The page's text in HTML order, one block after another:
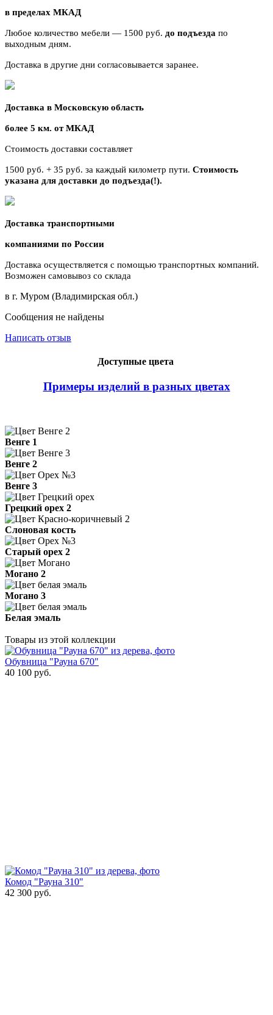
в пределах МКАД
Любое количество мебели — 1500 руб. до подъезда по
выходным дням.
Доставка в другие дни согласовывается заранее.
Доставка в Московскую область
более 5 км. от МКАД
Стоимость доставки составляет
1500 руб. + 35 руб. за каждый километр пути. Стоимость
указана для доставки до подъезда(!).
Доставка транспортными
компаниями по России
Доставка осуществляется с помощью транспортных компаний.
Возможен самовывоз со склада
в г. Муром (Владимирская обл.)
Сообщения не найдены
Написать отзыв
Доступные цвета
Примеры изделий в разных цветах
Венге 1
Венге 2
Венге 3
Грецкий орех 2
Слоновая кость
Старый орех 2
Могано 2
Могано 3
Белая эмаль
Товары из этой коллекции
Обувница "Рауна 670"
40 100 руб.
Комод "Рауна 310"
42 300 руб.